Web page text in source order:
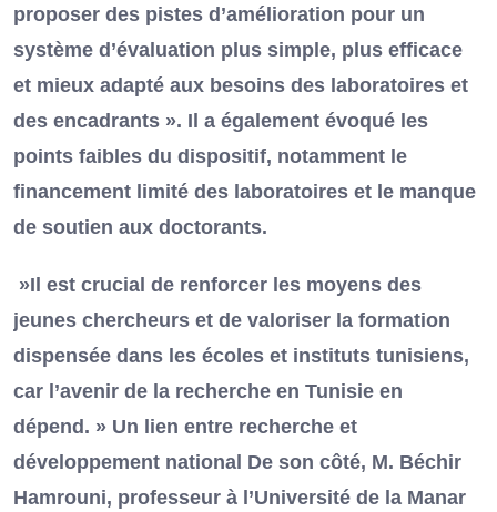
proposer des pistes d’amélioration pour un
système d’évaluation plus simple, plus efficace
et mieux adapté aux besoins des laboratoires et
des encadrants ». Il a également évoqué les
points faibles du dispositif, notamment le
financement limité des laboratoires et le manque
de soutien aux doctorants.
»Il est crucial de renforcer les moyens des
jeunes chercheurs et de valoriser la formation
dispensée dans les écoles et instituts tunisiens,
car l’avenir de la recherche en Tunisie en
dépend. » Un lien entre recherche et
développement national De son côté, M. Béchir
Hamrouni, professeur à l’Université de la Manar